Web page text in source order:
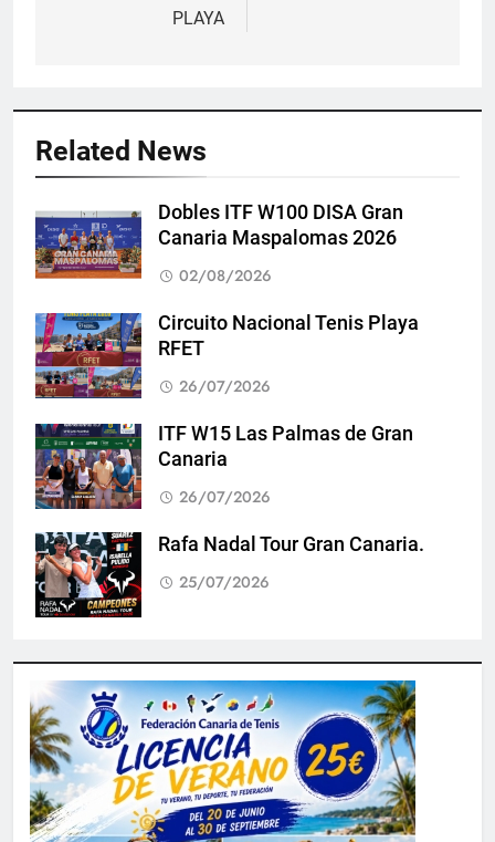
PLAYA
Related News
Dobles ITF W100 DISA Gran
Canaria Maspalomas 2026
02/08/2026
Circuito Nacional Tenis Playa
RFET
26/07/2026
ITF W15 Las Palmas de Gran
Canaria
26/07/2026
Rafa Nadal Tour Gran Canaria.
25/07/2026